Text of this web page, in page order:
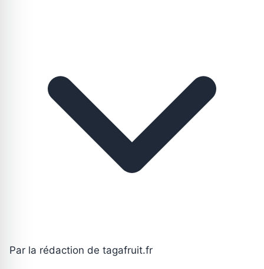
Par la rédaction de tagafruit.fr